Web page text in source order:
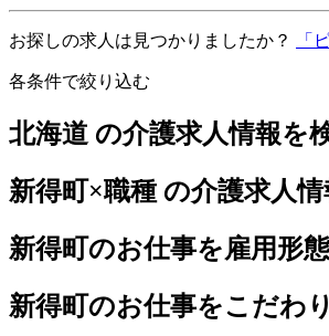
お探しの求人は見つかりましたか？ 「
各条件で絞り込む
北海道 の介護求人情報を
新得町×職種 の介護求人
新得町のお仕事を雇用形
新得町のお仕事をこだわ